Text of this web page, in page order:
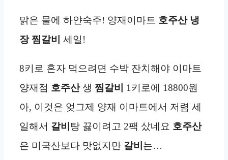
맑은 물에 하얀숙주! 양재이마트 호주산 냉
장 찜갈비 세일!
8키로 혼자 먹으려면 수박 잔치해야 이마트
양재점 호주산생 찜갈비
1키로에 18800원
아, 이것은 엊그제 양재 이마트에서 저렴 세
일해서 갈비 탕 끓이려고 2팩 샀네요 호주산
은 미국산보다 맛없지만 갈비 는…